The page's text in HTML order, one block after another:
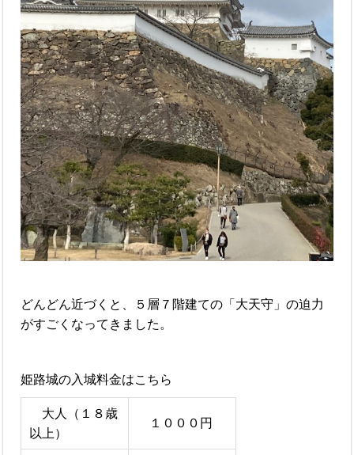
どんどん近づくと、５層７階建ての「大天守」の迫力
がすごくなってきました。
姫路城の入城料金はこちら
大人（１８歳
以上）
１０００円